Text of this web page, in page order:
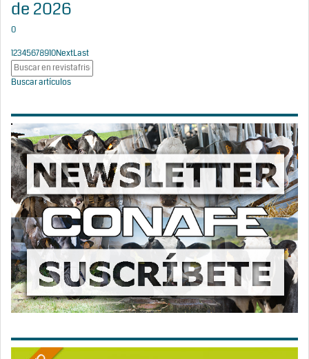
de 2026
0
12345678910NextLast
Buscar artículos